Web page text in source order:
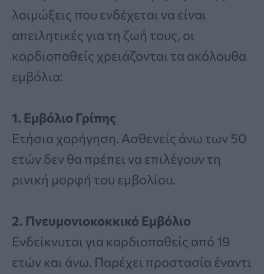
λοιμώξεις που ενδέχεται να είναι
απειλητικές για τη ζωή τους, οι
καρδιοπαθείς χρειάζονται τα ακόλουθα
εμβόλια:
1. Εμβόλιο Γρίπης
Ετήσια χορήγηση. Ασθενείς άνω των 50
ετών δεν θα πρέπει να επιλέγουν τη
ρινική μορφή του εμβολίου.
2. Πνευμονιοκοκκικό Εμβόλιο
Ενδείκνυται για καρδιοπαθείς από 19
ετών και άνω. Παρέχει προστασία έναντι